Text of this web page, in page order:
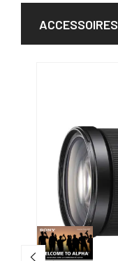
ACCESSOIRES